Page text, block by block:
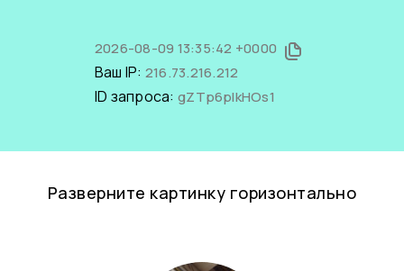
2026-08-09 13:35:42 +0000
Ваш IP: 216.73.216.212
ID запроса: gZTp6plkHOs1
Разверните картинку горизонтально